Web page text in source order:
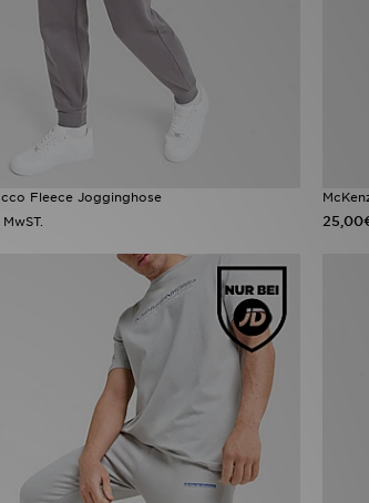
Fleece Jogginghose